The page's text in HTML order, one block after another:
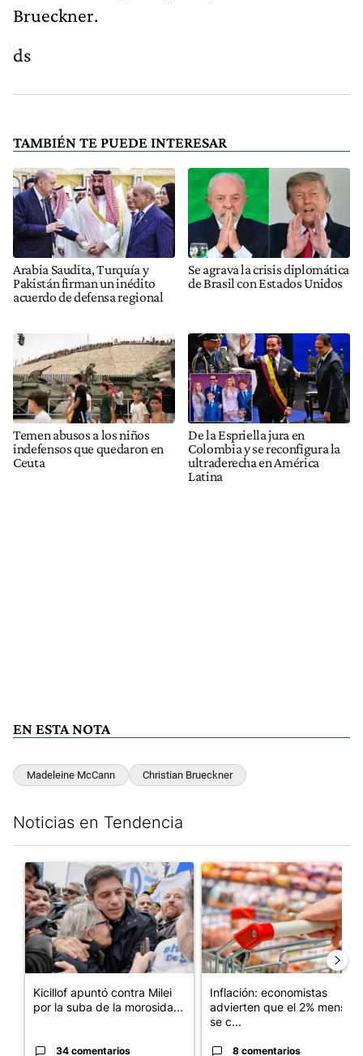
Brueckner.
ds
TAMBIÉN TE PUEDE INTERESAR
Arabia Saudita, Turquía y
Pakistán firman un inédito
acuerdo de defensa regional
Se agrava la crisis diplomática
de Brasil con Estados Unidos
Temen abusos a los niños
indefensos que quedaron en
Ceuta
De la Espriella jura en
Colombia y se reconfigura la
ultraderecha en América
Latina
EN ESTA NOTA
Madeleine McCann Christian Brueckner
Noticias en Tendencia
Un artículo de tendencia con el título "Kicillof apuntó contra
Kicillof apuntó contra Milei
por la suba de la morosida...
34 comentarios
Un artículo de tendencia con
Inflación: economistas
advierten que el 2% mensual
se c...
8 comentarios